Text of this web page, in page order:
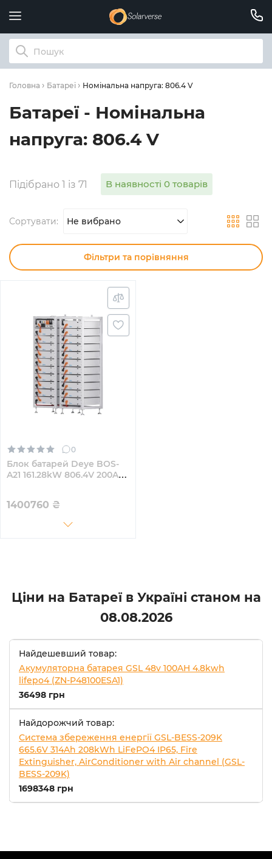
Головна Батареї Номінальна напруга: 806.4 V
Батареї - Номінальна
напруга: 806.4 V
Підібрано 1 із 71 В наявності 0 товарів
Сортувати: Не вибрано
Фільтри та порівняння
0
Блок батарей Deye BOS-
A21 161.28kW 806.4V 200Ah
1400760 ₴
Ціни на Батареї в Україні станом на
08.08.2026
Найдешевший товар:
Акумуляторна батарея GSL 48v 100AH 4.8kwh
lifepo4 (ZN-P48100ESA1)
36498 грн
Найдорожчий товар:
Система збереження енергії GSL-BESS-209K
665.6V 314Ah 208kWh LiFePO4 IP65, Fire
Extinguisher, AirConditioner with Air channel (GSL-
BESS-209K)
1698348 грн